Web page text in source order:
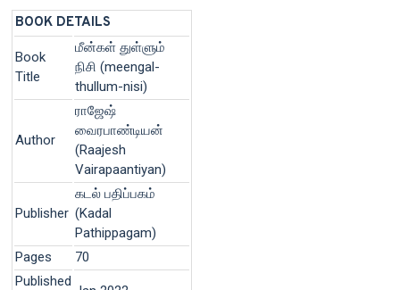
BOOK DETAILS
Book
Title
மீன்கள் துள்ளும்
நிசி (meengal-
thullum-nisi)
Author
ராஜேஷ்
வைரபாண்டியன்
(Raajesh
Vairapaantiyan)
Publisher
கடல் பதிப்பகம்
(Kadal
Pathippagam)
Pages
70
Published